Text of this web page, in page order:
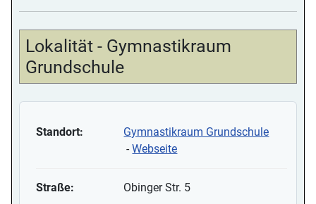
Lokalität - Gymnastikraum
Grundschule
Standort:
Gymnastikraum Grundschule
-Webseite
Straße:
Obinger Str. 5